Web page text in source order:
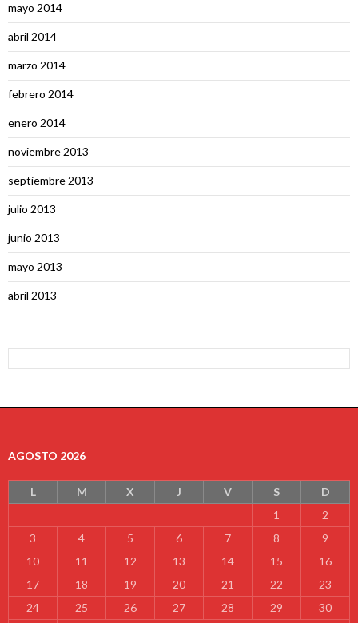
mayo 2014
abril 2014
marzo 2014
febrero 2014
enero 2014
noviembre 2013
septiembre 2013
julio 2013
junio 2013
mayo 2013
abril 2013
AGOSTO 2026
L M X J V S
D
1
2
3
4 5 6 7 8
9
10
11 12 13 14 15
16
17
18 19 20 21 22
23
24
25 26 27 28 29
30